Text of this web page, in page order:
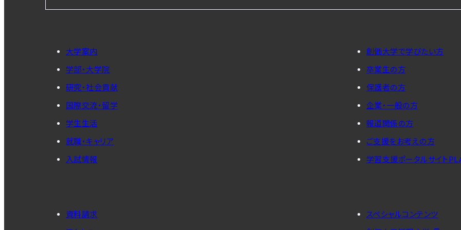
大学案内
学部・大学院
研究・社会貢献
国際交流・留学
学生生活
就職・キャリア
入試情報
創価大学で学びたい方
卒業生の方
保護者の方
企業・一般の方
報道関係の方
ご支援をお考えの方
学習支援ポータルサイト
資料請求
スペシャルコンテンツ